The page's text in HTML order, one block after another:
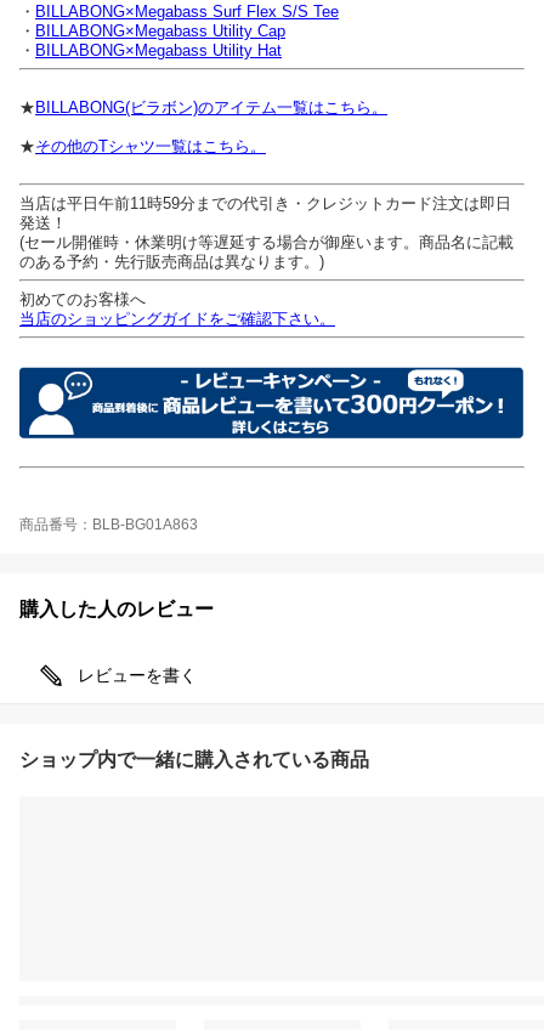
・ BILLABONG×Megabass Surf Flex S/S Tee
・ BILLABONG×Megabass Utility Cap
・ BILLABONG×Megabass Utility Hat
★BILLABONG(ビラボン)のアイテム一覧はこちら。
★その他のTシャツ一覧はこちら。
当店は平日午前11時59分までの代引き・クレジットカード注文は即日
発送！
(セール開催時・休業明け等遅延する場合が御座います。商品名に記載
のある予約・先行販売商品は異なります。)
初めてのお客様へ
当店のショッピングガイドをご確認下さい。
商品番号：BLB-BG01A863
購入した人のレビュー
レビューを書く
ショップ内で一緒に購入されている商品